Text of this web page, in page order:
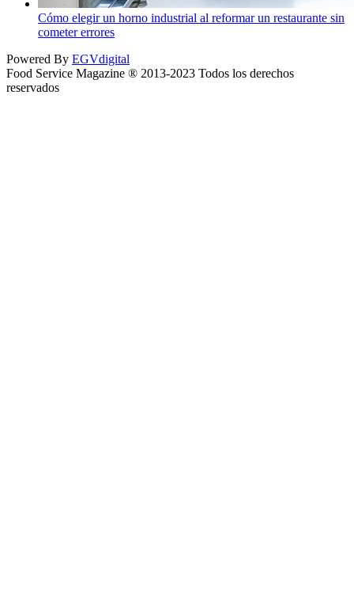
Cómo elegir un horno industrial al reformar un restaurante sin
cometer errores
Powered By EGVdigital
Food Service Magazine ® 2013-2023 Todos los derechos
reservados